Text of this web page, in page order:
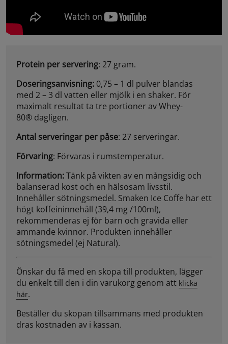
Protein per servering: 27 gram.
Doseringsanvisning: 0,75 – 1 dl pulver blandas
med 2 – 3 dl vatten eller mjölk i en shaker. För
maximalt resultat ta tre portioner av Whey-
80® dagligen.
Antal serveringar per påse: 27 serveringar.
Förvaring: Förvaras i rumstemperatur.
Information:Tänk på vikten av en mångsidig och
balanserad kost och en hälsosam livsstil.
Innehåller sötningsmedel. Smaken Ice Coffe har ett
högt koffeininnehåll (39,4 mg /100ml),
rekommenderas ej för barn och gravida eller
ammande kvinnor. Produkten innehåller
sötningsmedel (ej Natural).
Önskar du få med en skopa till produkten, lägger
du enkelt till den i din varukorg genom att klicka
här.
Beställer du skopan tillsammans med produkten
dras kostnaden av i kassan.